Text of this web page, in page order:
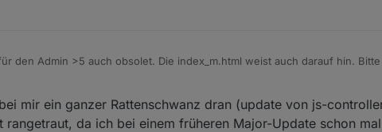
den Admin >5 auch obsolet. Die index_m.html weist auch darauf hin.
mir ein ganzer Rattenschwanz dran (update von js-
da ich bei einem früheren Major-Update schon